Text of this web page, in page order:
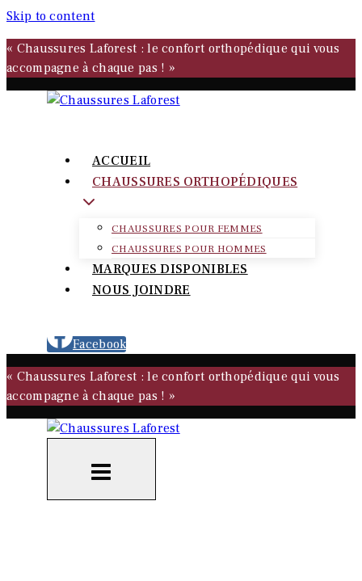
Skip to content
« Chaussures Laforest : le confort orthopédique qui vous
accompagne à chaque pas ! »
ACCUEIL
CHAUSSURES ORTHOPÉDIQUES
CHAUSSURES POUR FEMMES
CHAUSSURES POUR HOMMES
MARQUES DISPONIBLES
NOUS JOINDRE
Facebook
« Chaussures Laforest : le confort orthopédique qui vous
accompagne à chaque pas ! »